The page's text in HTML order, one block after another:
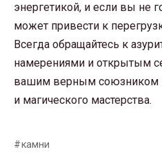
энергетикой, и если вы не
может привести к
Всегда обращайтесь к
намерениями и открытым
вашим верным союзником
и магического мастерства.
камни